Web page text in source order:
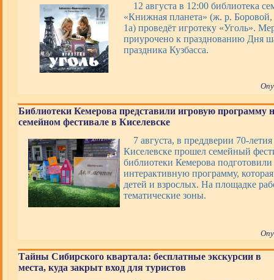
12 августа в 12:00 библиотека
«Книжная планета» (ж. р. Боровой,
1а) проведёт игротеку «Уголь».
приурочено к празднованию Дня
праздника Кузбасса.
Библиотеки Кемерова представили игровую программу
семейном фестивале в Киселевске
7 августа, в преддверии 70-
Киселевске прошел семейный
библиотеки Кемерова подготовили
интерактивную программу,
детей и взрослых. На площадке
тематические зоны.
Тайны Сибирского квартала: бесплатные экскурсии в
места, куда закрыт вход для туристов